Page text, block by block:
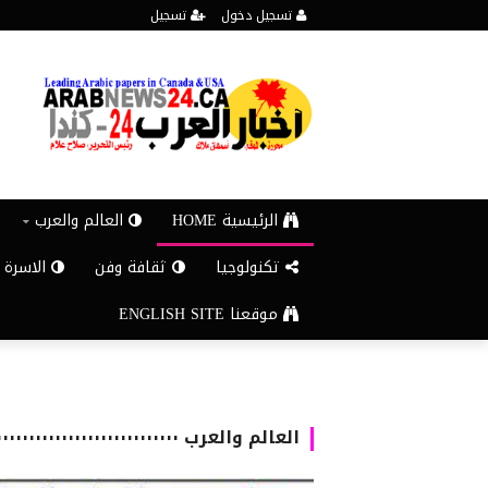
تسجيل دخول تسجيل
الرئيسية HOME
العالم والعرب
تكنولوجيا
ثقافة وفن
موقعنا ENGLISH SITE
العالم والعرب ٠٠٠٠٠٠٠٠٠٠٠٠٠٠٠٠٠٠٠٠٠٠٠٠٠٠٠٠٠٠٠٠٠٠٠٠٠٠٠٠٠٠٠٠٠٠٠٠٠٠٠٠٠٠٠٠٠٠٠٠٠٠٠٠٠٠٠٠٠٠٠